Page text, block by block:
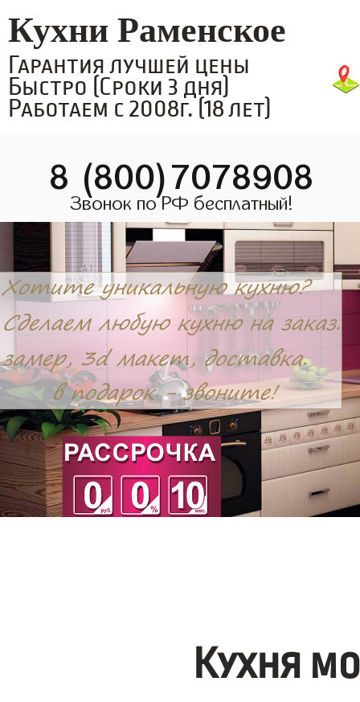
Кухни Раменское
Гарантия лучшей цены
Быстро (Сроки 3 дня)
Работаем с 2008г. (18 лет)
8 (800)7078908
Звонок по РФ бесплатный!
Кухня